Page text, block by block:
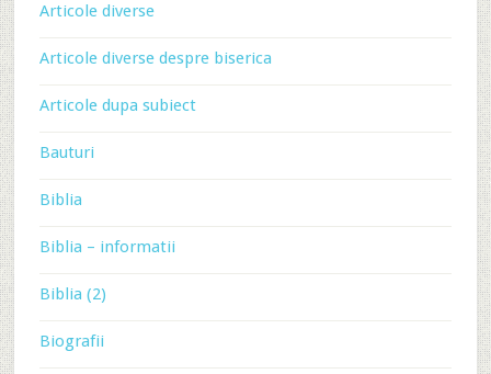
Articole diverse
Articole diverse despre biserica
Articole dupa subiect
Bauturi
Biblia
Biblia – informatii
Biblia (2)
Biografii